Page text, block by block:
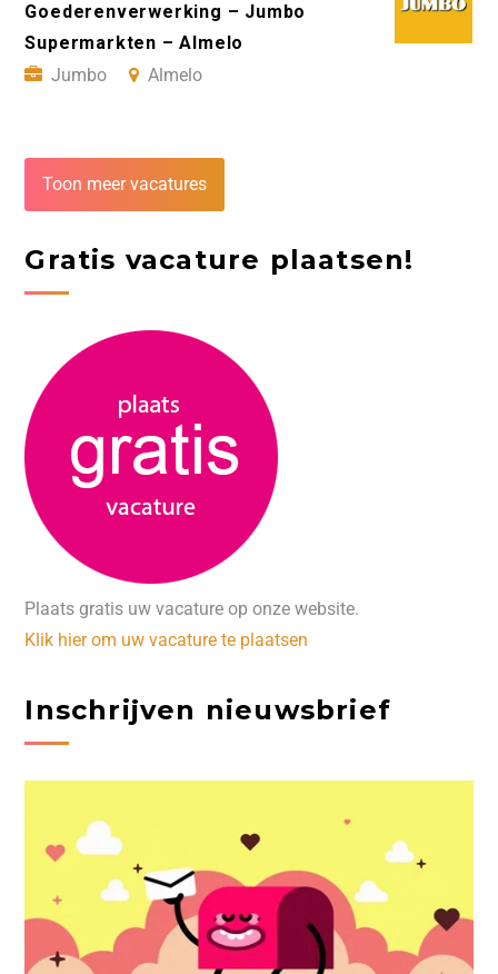
Goederenverwerking – Jumbo
Supermarkten – Almelo
Jumbo
Almelo
Toon meer vacatures
Gratis vacature plaatsen!
Plaats gratis uw vacature op onze website.
Klik hier om uw vacature te plaatsen
Inschrijven nieuwsbrief